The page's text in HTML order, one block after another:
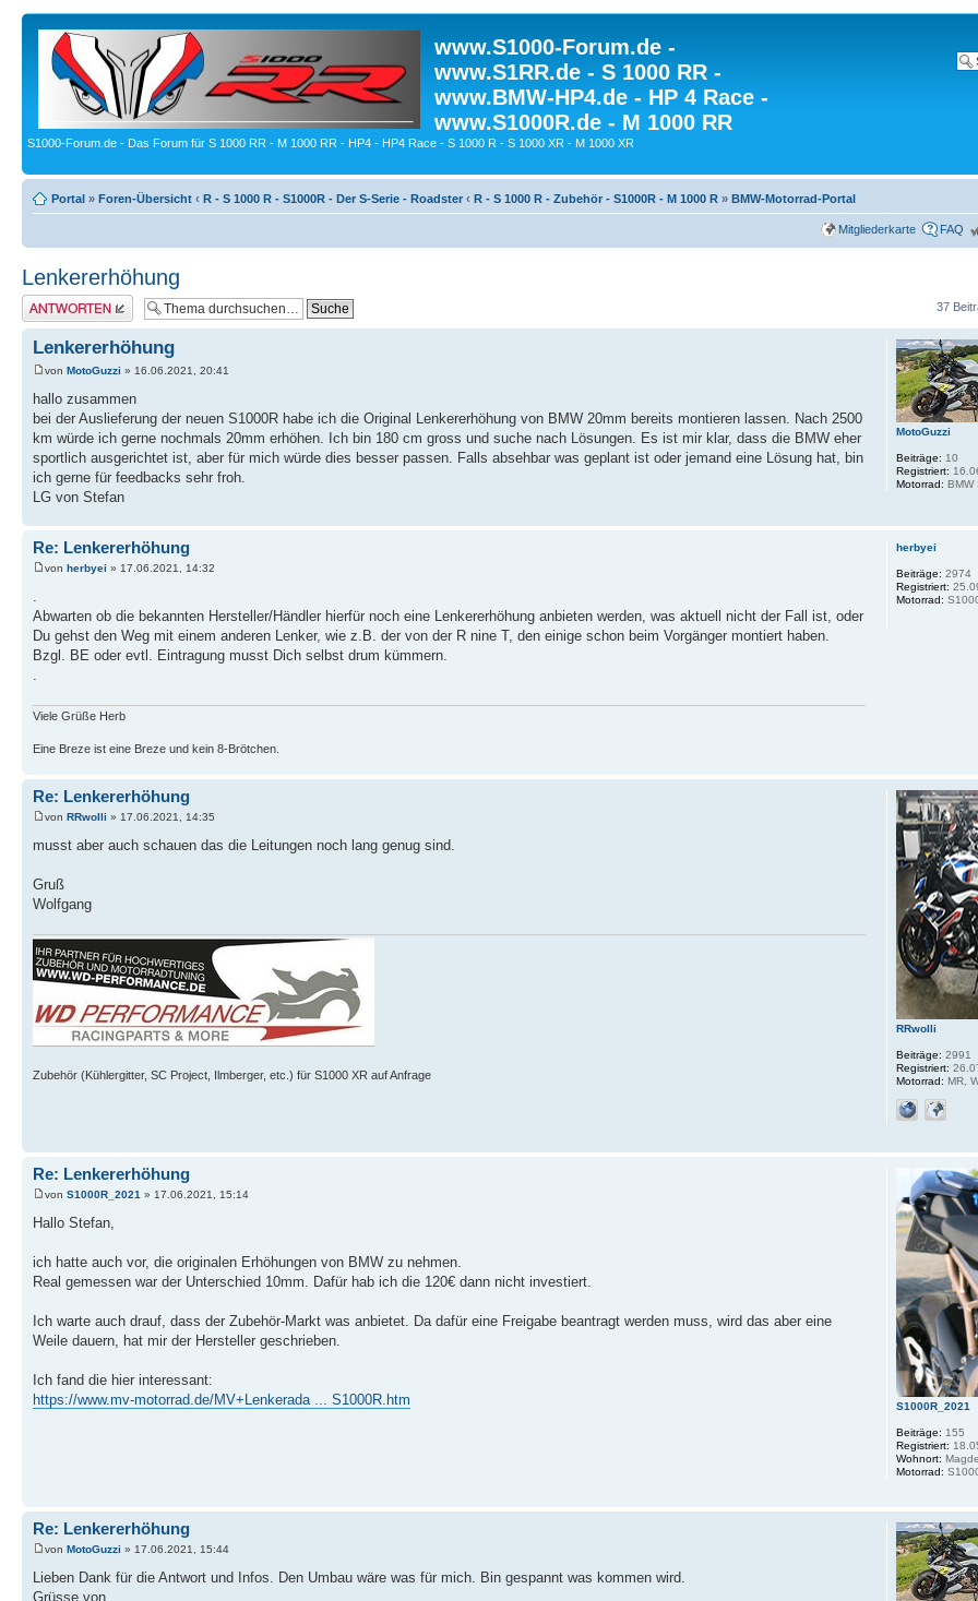
www.S1000-Forum.de -
www.S1RR.de - S 1000 RR -
www.BMW-HP4.de - HP 4 Race -
www.S1000R.de - M 1000 RR
S1000-Forum.de - Das Forum für S 1000 RR - M 1000 RR - HP4 - HP4 Race - S 1000 R - S 1000 XR - M 1000 XR
Portal » Foren-Übersicht ‹ R - S 1000 R - S1000R - Der S-Serie - Roadster ‹ R - S 1000 R - Zubehör - S1000R - M 1000 R » BMW-Motorrad-Portal
Mitgliederkarte FAQ
Lenkererhöhung
Antwort erstellen 37
Lenkererhöhung
von MotoGuzzi » 16.06.2021, 20:41
hallo zusammen
bei der Auslieferung der neuen S1000R habe ich die Original Lenkererhöhung von BMW 20mm bereits montieren lassen. Nach 2500
km würde ich gerne nochmals 20mm erhöhen. Ich bin 180 cm gross und suche nach Lösungen. Es ist mir klar, dass die BMW eher
sportlich ausgerichtet ist, aber für mich würde dies besser passen. Falls absehbar was geplant ist oder jemand eine Lösung hat, bin
ich gerne für feedbacks sehr froh.
LG von Stefan
MotoGuzzi
Beiträge: 10
Registriert:
Motorrad: BMW
Re: Lenkererhöhung
von herbyei » 17.06.2021, 14:32
.
Abwarten ob die bekannten Hersteller/Händler hierfür noch eine Lenkererhöhung anbieten werden, was aktuell nicht der Fall ist, oder
Du gehst den Weg mit einem anderen Lenker, wie z.B. der von der R nine T, den einige schon beim Vorgänger montiert haben.
Bzgl. BE oder evtl. Eintragung musst Dich selbst drum kümmern.
.
Viele Grüße Herb
Eine Breze ist eine Breze und kein 8-Brötchen.
herbyei
Beiträge: 2974
Registriert:
Motorrad:
Re: Lenkererhöhung
von RRwolli » 17.06.2021, 14:35
musst aber auch schauen das die Leitungen noch lang genug sind.
Gruß
Wolfgang
Zubehör (Kühlergitter, SC Project, Ilmberger, etc.) für S1000 XR auf Anfrage
RRwolli
Beiträge: 2991
Registriert:
Motorrad: MR,
Re: Lenkererhöhung
von S1000R_2021 » 17.06.2021, 15:14
Hallo Stefan,
ich hatte auch vor, die originalen Erhöhungen von BMW zu nehmen.
Real gemessen war der Unterschied 10mm. Dafür hab ich die 120€ dann nicht investiert.
Ich warte auch drauf, dass der Zubehör-Markt was anbietet. Da dafür eine Freigabe beantragt werden muss, wird das aber eine
Weile dauern, hat mir der Hersteller geschrieben.
Ich fand die hier interessant:
https://www.mv-motorrad.de/MV+Lenkerada ... S1000R.htm
S1000R_2021
Beiträge: 155
Registriert:
Wohnort:
Motorrad:
Re: Lenkererhöhung
von MotoGuzzi » 17.06.2021, 15:44
Lieben Dank für die Antwort und Infos. Den Umbau wäre was für mich. Bin gespannt was kommen wird.
Grüsse von